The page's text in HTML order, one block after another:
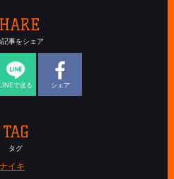
記事をシェア
で送る シェア
TAG
タグ
ナイキ